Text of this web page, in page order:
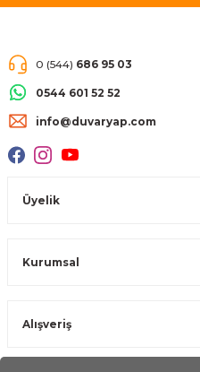
0 (544) 686 95 03
0544 601 52 52
info@duvaryap.com
Üyelik
Kurumsal
Alışveriş